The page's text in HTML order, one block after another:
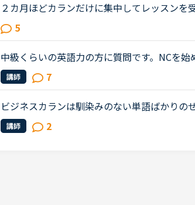
２カ月ほどカランだけに集中してレッスン
じ、カランをお休みして「文法、スピーキン
えています。仕事で英語を読み書き...
5
中級くらいの英語力の方に質問です。NCを
9、その他教材としてこれまで実践発音、ビ
語、ニュース、日常英会話中級・上...
講師 7
ビジネスカランは馴染みのない単語ばかりの
してから取り組みましたが、内容を理解し
ングだけで終わってしまいます。ビ...
講師 2